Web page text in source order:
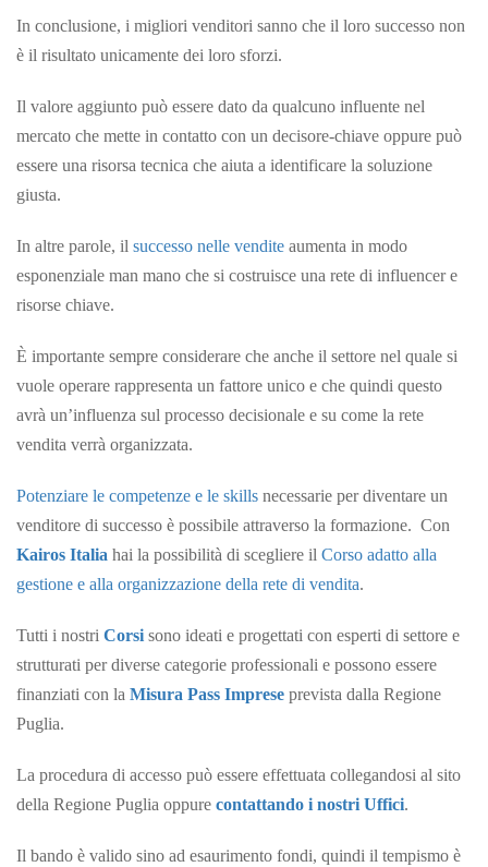
In conclusione, i migliori venditori sanno che il loro successo non
è il risultato unicamente dei loro sforzi.
Il valore aggiunto può essere dato da qualcuno influente nel
mercato che mette in contatto con un decisore-chiave oppure può
essere una risorsa tecnica che aiuta a identificare la soluzione
giusta.
In altre parole, il successo nelle vendite aumenta in modo
esponenziale man mano che si costruisce una rete di influencer e
risorse chiave.
È importante sempre considerare che anche il settore nel quale si
vuole operare rappresenta un fattore unico e che quindi questo
avrà un’influenza sul processo decisionale e su come la rete
vendita verrà organizzata.
Potenziare le competenze e le skills necessarie per diventare un
venditore di successo è possibile attraverso la formazione. Con
Kairos Italia hai la possibilità di scegliere il Corso adatto alla
gestione e alla organizzazione della rete di vendita.
Tutti i nostri Corsi sono ideati e progettati con esperti di settore e
strutturati per diverse categorie professionali e possono essere
finanziati con la Misura Pass Imprese prevista dalla Regione
Puglia.
La procedura di accesso può essere effettuata collegandosi al sito
della Regione Puglia oppure contattando i nostri Uffici.
Il bando è valido sino ad esaurimento fondi, quindi il tempismo è